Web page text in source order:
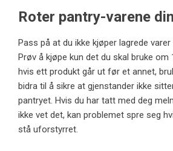
Roter pantry-varene
Pass på at du ikke kjøper lagrede
Prøv å kjøpe kun det du skal bruke om
hvis ett produkt går ut før et annet,
bidra til å sikre at gjenstander ikke
pantryet. Hvis du har tatt med deg
ikke vet det, kan problemet spre seg
stå uforstyrret.